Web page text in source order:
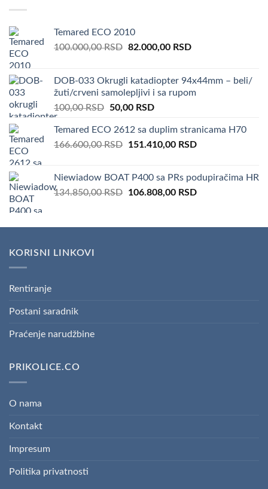
Temared ECO 2010
100.000,00RSD Original
100.000,00 RSD.
82.000,00 RSDCurrent
82.000,00 RSD.
DOB-033 Okrugli katadiopter 94x44mm – beli/
žuti/crveni samolepljivi i sa rupom
100,00RSD
Original
was:
100,00 RSD.
50,00 RSDCurrent
is:
50,00 RSD.
Temared ECO 2612 sa duplim stranicama H70
166.600,00RSD
Original
166.600,00 RSD.
151.410,00 RSDCurrent
151.410,00 RSD.
Niewiadow BOAT P400 sa PRs podupiračima HR
134.850,00RSD
Original
134.850,00 RSD.
106.808,00 RSDCurrent
106.808,00 RSD.
KORISNI LINKOVI
Rentiranje
Postani saradnik
Praćenje narudžbine
PRIKOLICE.CO
O nama
Kontakt
Impresum
Politika privatnosti